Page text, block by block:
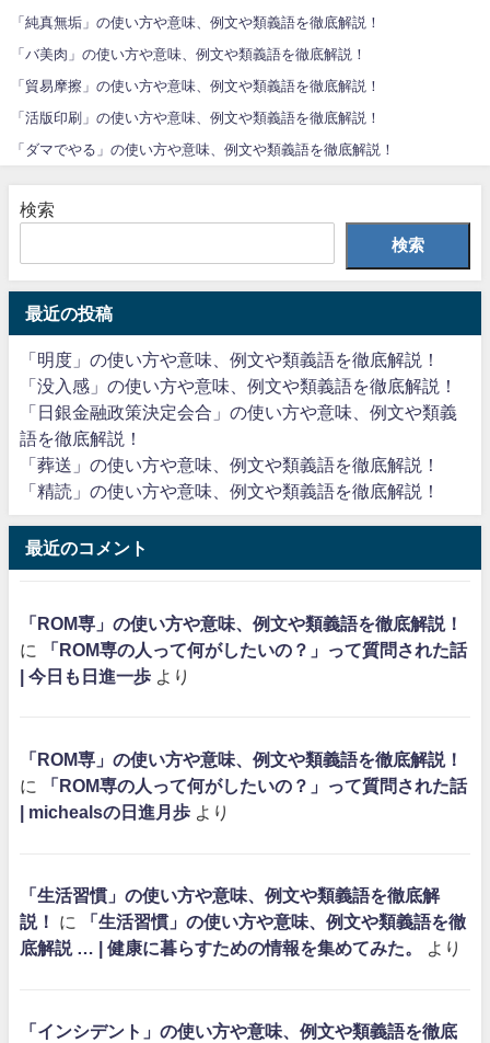
「純真無垢」の使い方や意味、例文や類義語を徹底解説！
「バ美肉」の使い方や意味、例文や類義語を徹底解説！
「貿易摩擦」の使い方や意味、例文や類義語を徹底解説！
「活版印刷」の使い方や意味、例文や類義語を徹底解説！
「ダマでやる」の使い方や意味、例文や類義語を徹底解説！
検索
検索
最近の投稿
「明度」の使い方や意味、例文や類義語を徹底解説！
「没入感」の使い方や意味、例文や類義語を徹底解説！
「日銀金融政策決定会合」の使い方や意味、例文や類義
語を徹底解説！
「葬送」の使い方や意味、例文や類義語を徹底解説！
「精読」の使い方や意味、例文や類義語を徹底解説！
最近のコメント
「ROM専」の使い方や意味、例文や類義語を徹底解説！
に
「ROM専の人って何がしたいの？」って質問された話
| 今日も日進一歩 より
「ROM専」の使い方や意味、例文や類義語を徹底解説！
に
「ROM専の人って何がしたいの？」って質問された話
| michealsの日進月歩 より
「生活習慣」の使い方や意味、例文や類義語を徹底解
説！
に
「生活習慣」の使い方や意味、例文や類義語を徹
底解説 … | 健康に暮らすための情報を集めてみた。
より
「インシデント」の使い方や意味、例文や類義語を徹底